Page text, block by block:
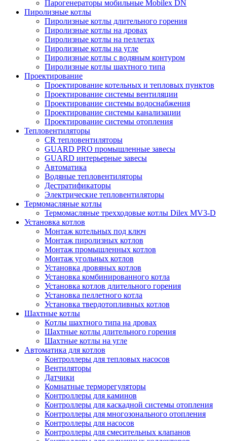
Парогенераторы мобильные Mobilex DN
Пиролизные котлы
Пиролизные котлы длительного горения
Пиролизные котлы на дровах
Пиролизные котлы на пеллетах
Пиролизные котлы на угле
Пиролизные котлы с водяным контуром
Пиролизные котлы шахтного типа
Проектирование
Проектирование котельных и тепловых пунктов
Проектирование системы вентиляции
Проектирование системы водоснабжения
Проектирование системы канализации
Проектирование системы отопления
Тепловентиляторы
CR тепловентиляторы
GUARD PRO промышленные завесы
GUARD интерьерные завесы
Автоматика
Водяные тепловентиляторы
Дестратификаторы
Электрические тепловентиляторы
Термомасляные котлы
Термомасляные трехходовые котлы Dilex MV3-D
Установка котлов
Монтаж котельных под ключ
Монтаж пиролизных котлов
Монтаж промышленных котлов
Монтаж угольных котлов
Установка дровяных котлов
Установка комбинированного котла
Установка котлов длительного горения
Установка пеллетного котла
Установка твердотопливных котлов
Шахтные котлы
Котлы шахтного типа на дровах
Шахтные котлы длительного горения
Шахтные котлы на угле
Автоматика для котлов
Контроллеры для тепловых насосов
Вентиляторы
Датчики
Комнатные терморегуляторы
Контроллеры для каминов
Контроллеры для каскадной системы отопления
Контроллеры для многозонального отопления
Контроллеры для насосов
Контроллеры для смесительных клапанов